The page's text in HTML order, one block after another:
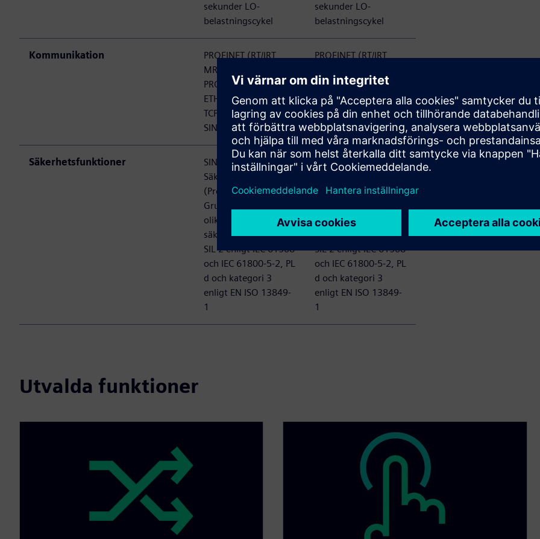
sekunder LO-
belastningscykel
sekunder LO-
belastningscykel
Kommunikation
PROFINET (RT/IRT,
MRP & S2 redundans)
PROFIBUS DP
ETHERNET/IP
TCP MODBUS
SINAMICS Länk
PROFINET (RT/IRT,
PROFIBUS DP
ETHERNET/IP
TCP MODBUS
SINAMICS Länk
Säkerhetsfunktioner
SINAMICS
Säkerhetsintegrerad
(ProfiSafe),
Grundläggande och
olika utökade
säkerhetsfunktioner,
SIL 2 enligt IEC 61508
och IEC 61800-5-2, PL
d och kategori 3
enligt EN ISO 13849-
1
SINAMICS
(ProfiSafe),
olika utökade
säkerhetsfunktioner,
SIL 2 enligt IEC 61508
och IEC 61800-5-2, PL
d och kategori 3
enligt EN ISO 13849-
1
Utvalda funktioner